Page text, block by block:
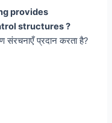
provides
structures ?
संरचनाएँ प्रदान करता है?